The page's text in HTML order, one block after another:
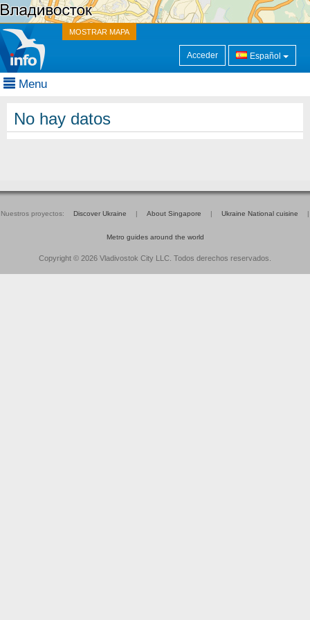
MOSTRAR MAPA
Acceder Español
Menu
No hay datos
Nuestros proyectos: Discover Ukraine | About Singapore | Ukraine National cuisine |
Metro guides around the world
Copyright © 2026 Vladivostok City LLC. Todos derechos reservados.